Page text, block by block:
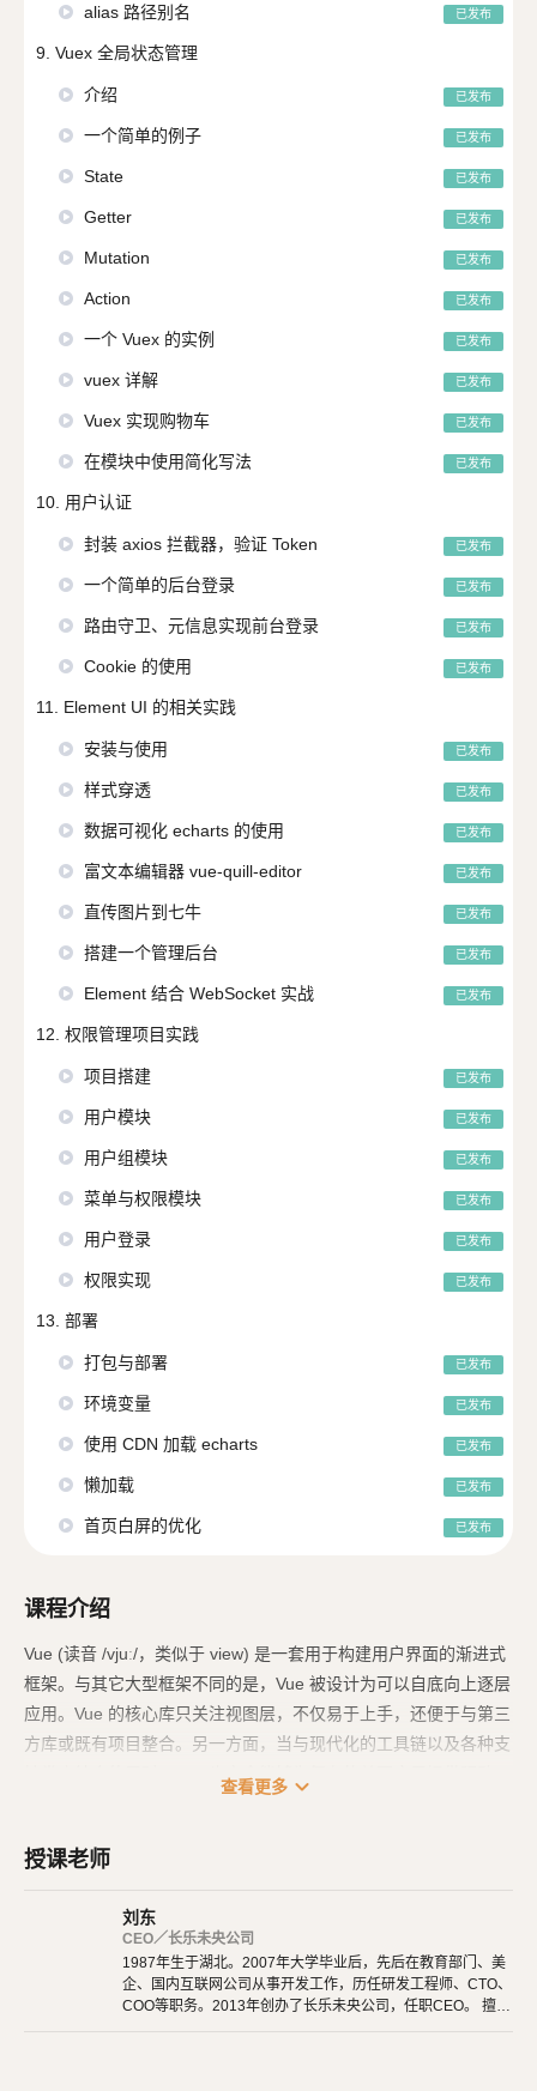
alias 路径别名 已发布
9. Vuex 全局状态管理
介绍 已发布
一个简单的例子 已发布
State 已发布
Getter 已发布
Mutation 已发布
Action 已发布
一个 Vuex 的实例 已发布
vuex 详解 已发布
Vuex 实现购物车 已发布
在模块中使用简化写法 已发布
10. 用户认证
封装 axios 拦截器，验证 Token 已发布
一个简单的后台登录 已发布
路由守卫、元信息实现前台登录 已发布
Cookie 的使用 已发布
11. Element UI 的相关实践
安装与使用 已发布
样式穿透 已发布
数据可视化 echarts 的使用 已发布
富文本编辑器 vue-quill-editor 已发布
直传图片到七牛 已发布
搭建一个管理后台 已发布
Element 结合 WebSocket 实战 已发布
12. 权限管理项目实践
项目搭建 已发布
用户模块 已发布
用户组模块 已发布
菜单与权限模块 已发布
用户登录 已发布
权限实现 已发布
13. 部署
打包与部署 已发布
环境变量 已发布
使用 CDN 加载 echarts 已发布
懒加载 已发布
首页白屏的优化 已发布
课程介绍
Vue (读音 /vjuː/，类似于 view) 是一套用于构建用户界面的渐进式
框架。与其它大型框架不同的是，Vue 被设计为可以自底向上逐层
应用。Vue 的核心库只关注视图层，不仅易于上手，还便于与第三
方库或既有项目整合。另一方面，当与现代化的工具链以及各种支
持类库结合使用时，Vue 也完全能够为复杂的单页应用提供驱动。
查看更多 expand_more
授课老师
刘东
CEO／长乐未央公司
1987年生于湖北。2007年大学毕业后，先后在教育部门、美
企、国内互联网公司从事开发工作，历任研发工程师、CTO、
COO等职务。2013年创办了长乐未央公司，任职CEO。 擅长